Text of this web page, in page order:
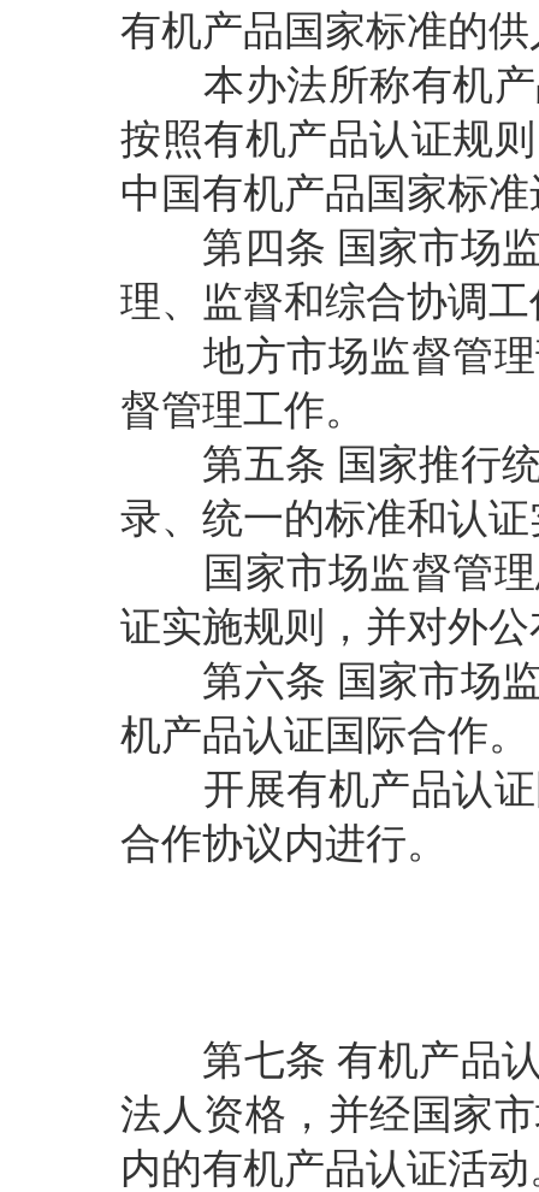
有机产品国家标准的
本办法所称有机产
按照有机产品认证规
中国有机产品国家标
第四条 国家市场
理、监督和综合协调
地方市场监督管理
督管理工作。
第五条 国家推行
录、统一的标准和认
国家市场监督管理
证实施规则，并对外
第六条 国家市场
机产品认证国际合作。
开展有机产品认证
合作协议内进行。
第七条 有机产品
法人资格，并经国家
内的有机产品认证活动